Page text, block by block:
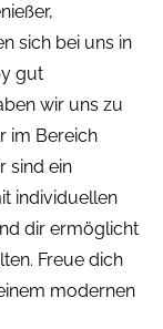
sich bei uns in
gut
wir uns zu
im Bereich
sind ein
individuellen
dir ermöglicht
Freue dich
modernen